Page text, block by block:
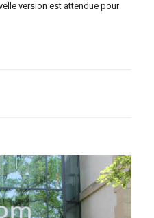
version est attendue pour